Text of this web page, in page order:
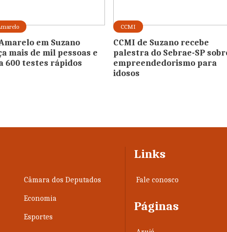
em Suzano
mais de mil pessoas e
600 testes rápidos
CCMI
CCMI de Suzano recebe
palestra do Sebrae-SP
empreendedorismo para
idosos
Câmara dos Deputados
Economia
Esportes
Links
Fale conosco
Páginas